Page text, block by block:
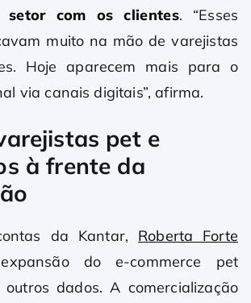
setor com os clientes. “Esses
muito na mão de varejistas
Hoje aparecem mais para o
via canais digitais”, afirma.
pet e
à frente da
da Kantar, Roberta Forte
do e-commerce pet
dados. A comercialização